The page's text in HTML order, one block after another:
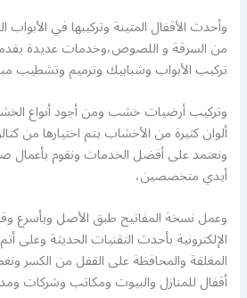
وأحدث الأقفال المتينة وتركيبها في
من السرقة و اللصوص،وخدمات عديدة
تركيب الأبواب وشبابيك وترميم وتشطيب
وتركيب أرضيات خشب ومن أجود أنواع
ألوان كثيرة من الأخشاب يتم اختيارها من
ونعتمد على أفضل الخدمات ونقوم
أيدي متخصصين،
وعمل نسخة المفاتيح طبق الأصل وبأسرع
الإلكترونية بأحدث التقنيات الحديثة وعلى
المغلقة والمحافظة على القفل من الكسر
أقفال للمنازل والبيوت ومكاتب وشركات